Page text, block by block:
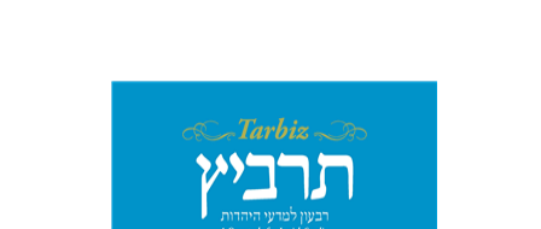
רוני גולדשטיין
שרית שלו-עיני
משה הלברטל
שלמה נאה